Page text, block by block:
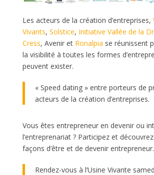
Les acteurs de la création d’entreprises,
Vivants, Solstice, Initiative Vallée de la
Cress, Avenir et Ronalpia se réunissent
la visibilité à toutes les formes
peuvent exister.
« Speed dating » entre porteurs de
acteurs de la création d’entreprises.
Vous êtes entrepreneur en devenir ou
l’entreprenariat ? Participez et
façons d’être et de devenir entrepreneur.
Rendez-vous à l’Usine Vivante